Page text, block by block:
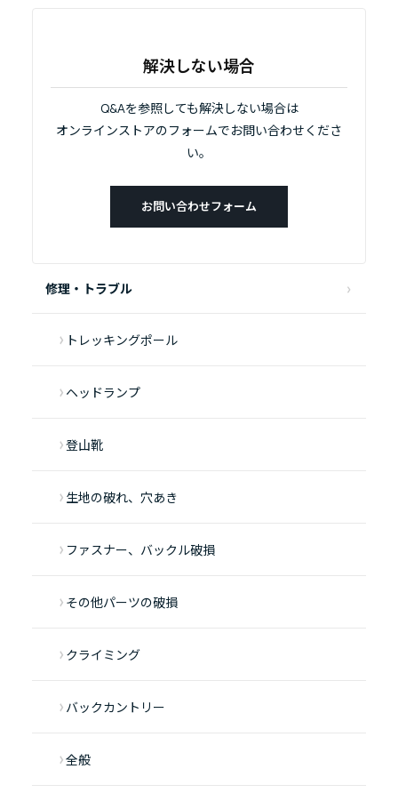
解決しない場合
Q&Aを参照しても解決しない場合は
オンラインストアのフォームでお問い合わせくださ
い。
お問い合わせフォーム
修理・トラブル
トレッキングポール
ヘッドランプ
登山靴
生地の破れ、穴あき
ファスナー、バックル破損
その他パーツの破損
クライミング
バックカントリー
全般